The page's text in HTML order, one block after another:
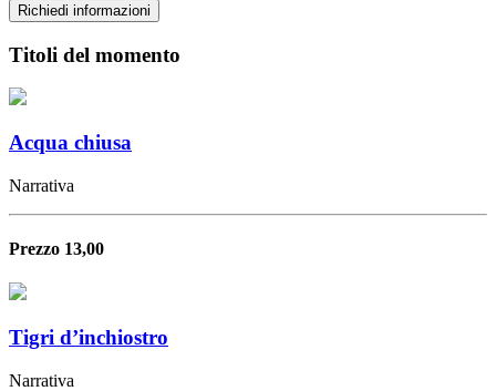
Richiedi informazioni
Titoli del momento
Acqua chiusa
Narrativa
Prezzo 13,00
Tigri d’inchiostro
Narrativa